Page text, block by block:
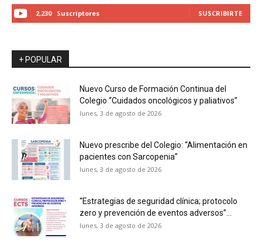
2,230 Suscriptores SUSCRIBIRTE
+ POPULAR
Nuevo Curso de Formación Continua del
Colegio “Cuidados oncológicos y paliativos”
lunes, 3 de agosto de 2026
Nuevo prescribe del Colegio: “Alimentación en
pacientes con Sarcopenia”
lunes, 3 de agosto de 2026
“Estrategias de seguridad clínica; protocolo
zero y prevención de eventos adversos”...
lunes, 3 de agosto de 2026